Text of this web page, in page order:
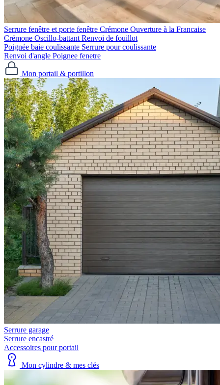
Serrure fenêtre et porte fenêtre
Crémone Ouverture à la Francaise
Crémone Oscillo-battant Renvoi de fouillot
Poignée baie coulissante Serrure pour coulissante
Renvoi d'angle Poignee fenetre
Mon portail & portillon
Serrure garage
Serrure encastré
Accessoires pour portail
Mon cylindre & mes clés